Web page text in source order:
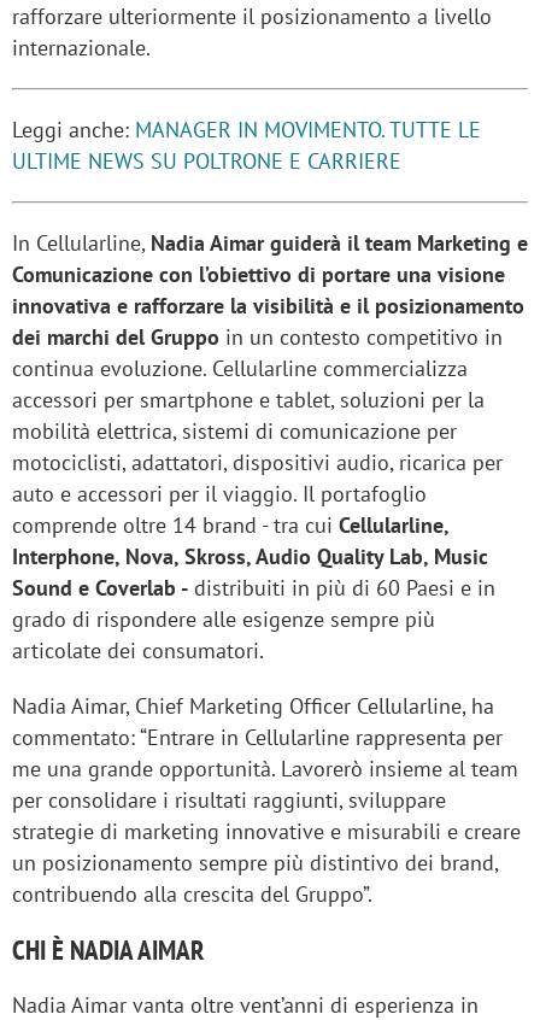
rafforzare ulteriormente il posizionamento a livello
internazionale.
Leggi anche: MANAGER IN MOVIMENTO. TUTTE LE
ULTIME NEWS SU POLTRONE E CARRIERE
In Cellularline, Nadia Aimar guiderà il team Marketing e
Comunicazione con l’obiettivo di portare una visione
innovativa e rafforzare la visibilità e il posizionamento
dei marchi del Gruppo in un contesto competitivo in
continua evoluzione. Cellularline commercializza
accessori per smartphone e tablet, soluzioni per la
mobilità elettrica, sistemi di comunicazione per
motociclisti, adattatori, dispositivi audio, ricarica per
auto e accessori per il viaggio. Il portafoglio
comprende oltre 14 brand - tra cui Cellularline,
Interphone, Nova, Skross, Audio Quality Lab, Music
Sound e Coverlab - distribuiti in più di 60 Paesi e in
grado di rispondere alle esigenze sempre più
articolate dei consumatori.
Nadia Aimar, Chief Marketing Officer Cellularline, ha
commentato: “Entrare in Cellularline rappresenta per
me una grande opportunità. Lavorerò insieme al team
per consolidare i risultati raggiunti, sviluppare
strategie di marketing innovative e misurabili e creare
un posizionamento sempre più distintivo dei brand,
contribuendo alla crescita del Gruppo”.
CHI È NADIA AIMAR
Nadia Aimar vanta oltre vent’anni di esperienza in